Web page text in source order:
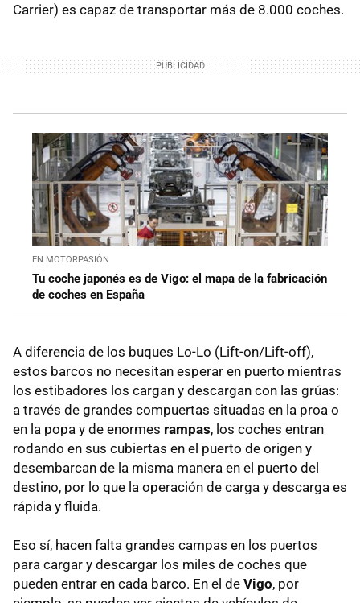
Carrier) es capaz de transportar más de 8.000 coches.
EN MOTORPASIÓN
Tu coche japonés es de Vigo: el mapa de la fabricación
de coches en España
A diferencia de los buques Lo-Lo (Lift-on/Lift-off),
estos barcos no necesitan esperar en puerto mientras
los estibadores los cargan y descargan con las grúas:
a través de grandes compuertas situadas en la proa o
en la popa y de enormes rampas, los coches entran
rodando en sus cubiertas en el puerto de origen y
desembarcan de la misma manera en el puerto del
destino, por lo que la operación de carga y descarga es
rápida y fluida.
Eso sí, hacen falta grandes campas en los puertos
para cargar y descargar los miles de coches que
pueden entrar en cada barco. En el de Vigo, por